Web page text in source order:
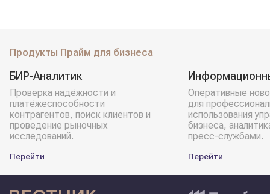
Продукты Прайм для бизнеса
БИР-Аналитик
Проверка надёжности и
платёжеспособности
контрагентов, поиск клиентов и
проведение рыночных
исследований.
Перейти
Оперативные
для
использования
бизнеса,
пресс-службами.
Перейти